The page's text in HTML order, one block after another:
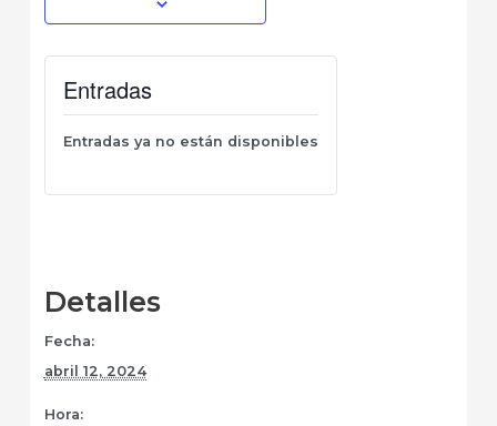
Detalles
Fecha:
abril 12, 2024
Hora:
Entradas
Entradas ya no están disponibles